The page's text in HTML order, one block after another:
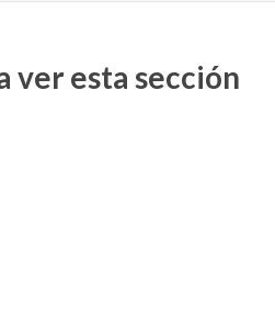
ver esta sección